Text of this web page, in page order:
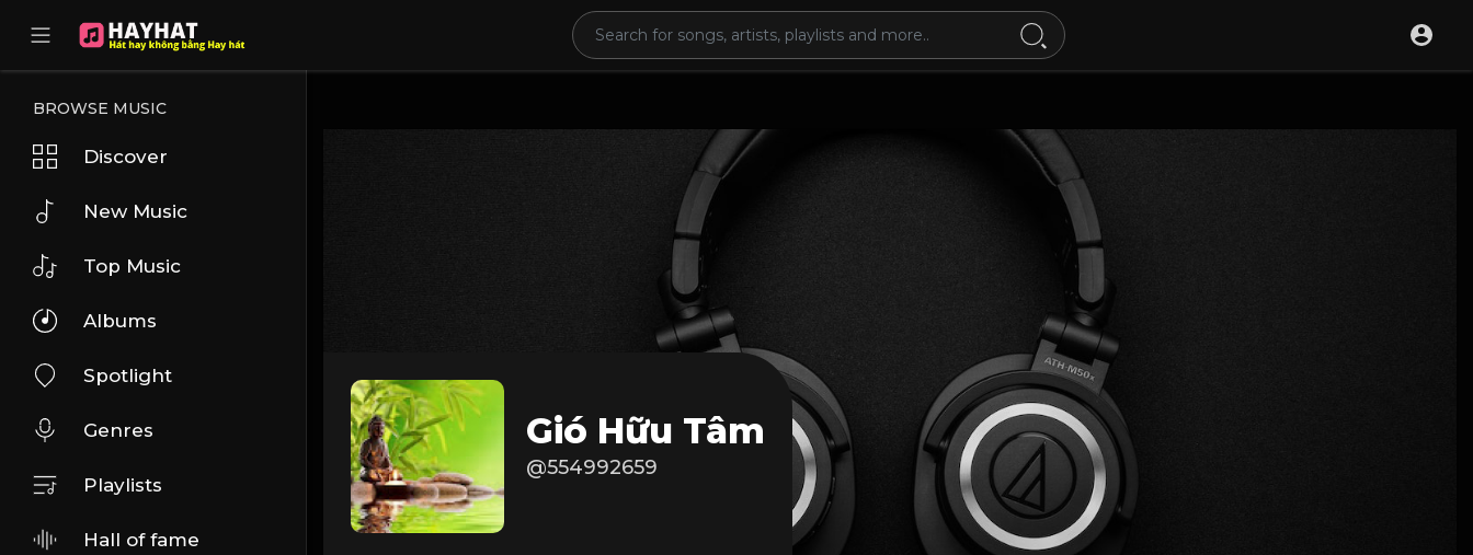
BROWSE MUSIC
Discover
New Music
Top Music
Albums
Spotlight
Genres
Playlists
Hall of fame
Gió Hữu Tâm
@554992659